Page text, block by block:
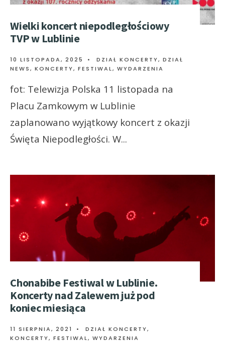
Wielki koncert niepodległościowy
TVP w Lublinie
10 LISTOPADA, 2025 • DZIAŁ KONCERTY, DZIAŁ
NEWS, KONCERTY, FESTIWAL, WYDARZENIA
fot: Telewizja Polska 11 listopada na
Placu Zamkowym w Lublinie
zaplanowano wyjątkowy koncert z okazji
Święta Niepodległości. W...
Chonabibe Festiwal w Lublinie.
Koncerty nad Zalewem już pod
koniec miesiąca
11 SIERPNIA, 2021 • DZIAŁ KONCERTY,
KONCERTY, FESTIWAL, WYDARZENIA